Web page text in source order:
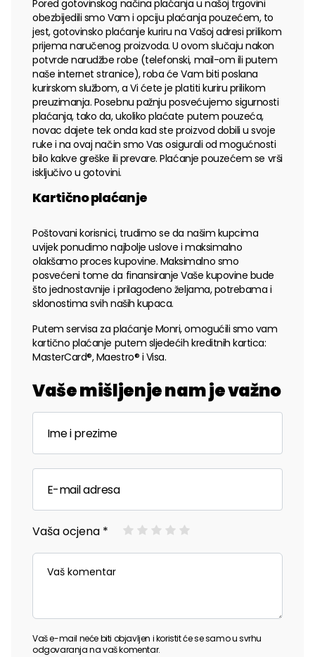
Pored gotovinskog načina plaćanja u našoj trgovini
obezbijedili smo Vam i opciju plaćanja pouzećem, to
jest, gotovinsko plaćanje kuriru na Vašoj adresi prilikom
prijema naručenog proizvoda. U ovom slučaju nakon
potvrde narudžbe robe (telefonski, mail-om ili putem
naše internet stranice), roba će Vam biti poslana
kurirskom službom, a Vi ćete je platiti kuriru prilikom
preuzimanja. Posebnu pažnju posvećujemo sigurnosti
plaćanja, tako da, ukoliko plaćate putem pouzeća,
novac dajete tek onda kad ste proizvod dobili u svoje
ruke i na ovaj način smo Vas osigurali od mogućnosti
bilo kakve greške ili prevare. Plaćanje pouzećem se vrši
isključivo u gotovini.
Kartično plaćanje
Poštovani korisnici, trudimo se da našim kupcima
uvijek ponudimo najbolje uslove i maksimalno
olakšamo proces kupovine. Maksimalno smo
posvećeni tome da finansiranje Vaše kupovine bude
što jednostavnije i prilagođeno željama, potrebama i
sklonostima svih naših kupaca.
Putem servisa za plaćanje Monri, omogućili smo vam
kartično plaćanje putem sljedećih kreditnih kartica:
MasterCard®, Maestro® i Visa.
Vaše mišljenje nam je važno
Vaša ocjena *
Vaš e-mail neće biti objavljen i koristit će se samo u svrhu
odgovaranja na vaš komentar.